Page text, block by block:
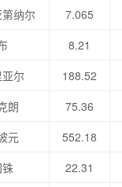
纳尔
7.065
8.21
尔
188.52
朗
75.36
元
552.18
22.31